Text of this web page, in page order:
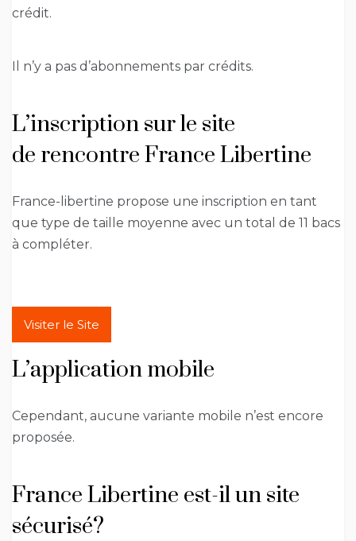
crédit.
Il n’y a pas d’abonnements par crédits.
L’inscription sur le site
de rencontre France Libertine
France-libertine propose une inscription en tant
que type de taille moyenne avec un total de 11 bacs
à compléter.
Visiter le Site
L’application mobile
Cependant, aucune variante mobile n’est encore
proposée.
France Libertine est-il un site
sécurisé?